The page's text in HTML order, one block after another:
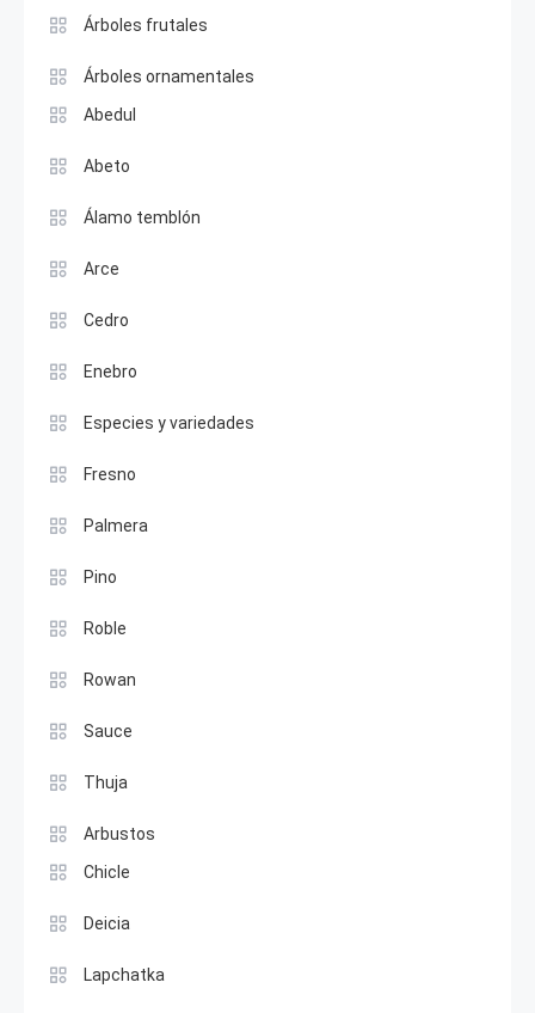
Árboles frutales
Árboles ornamentales
Abedul
Abeto
Álamo temblón
Arce
Cedro
Enebro
Especies y variedades
Fresno
Palmera
Pino
Roble
Rowan
Sauce
Thuja
Arbustos
Chicle
Deicia
Lapchatka